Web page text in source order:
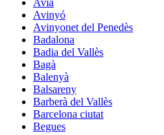
Avinyó
Avinyonet del Penedès
Badalona
Badia del Vallès
Bagà
Balenyà
Balsareny
Barberà del Vallès
Barcelona ciutat
Begues